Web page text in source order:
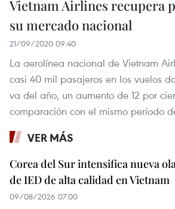
Vietnam Airlines recupera
su mercado nacional
21/09/2020 09:40
La aerolínea nacional de Vietnam
casi 40 mil pasajeros en los vuelos
va del año, un aumento de 12 por
comparación con el mismo período
VER MÁS
Corea del Sur intensifica nueva
de IED de alta calidad en Vietnam
09/08/2026 07:00